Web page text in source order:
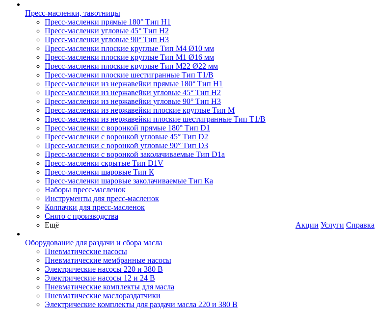
Пресс-масленки, тавотницы
Пресс-масленки прямые 180° Тип H1
Пресс-масленки угловые 45° Тип H2
Пресс-масленки угловые 90° Тип H3
Пресс-масленки плоские круглые Тип M4 Ø10 мм
Пресс-масленки плоские круглые Тип M1 Ø16 мм
Пресс-масленки плоские круглые Тип M22 Ø22 мм
Пресс-масленки плоские шестигранные Тип T1/B
Пресс-масленки из нержавейки прямые 180° Тип H1
Пресс-масленки из нержавейки угловые 45° Тип H2
Пресс-масленки из нержавейки угловые 90° Тип H3
Пресс-масленки из нержавейки плоские круглые Тип M
Пресс-масленки из нержавейки плоские шестигранные Тип T1/B
Пресс-масленки с воронкой прямые 180° Тип D1
Пресс-масленки с воронкой угловые 45° Тип D2
Пресс-масленки с воронкой угловые 90° Тип D3
Пресс-масленки с воронкой заколачиваемые Тип D1a
Пресс-масленки скрытые Тип D1V
Пресс-масленки шаровые Тип К
Пресс-масленки шаровые заколачиваемые Тип Кa
Наборы пресс-масленок
Инструменты для пресс-масленок
Колпачки для пресс-масленок
Снято с производства
Ещё
Оборудование для раздачи и сбора масла
Пневматические насосы
Пневматические мембранные насосы
Электрические насосы 220 и 380 В
Электрические насосы 12 и 24 В
Пневматические комплекты для масла
Пневматические маслораздатчики
Электрические комплекты для раздачи масла 220 и 380 В
Акции Услуги Справка